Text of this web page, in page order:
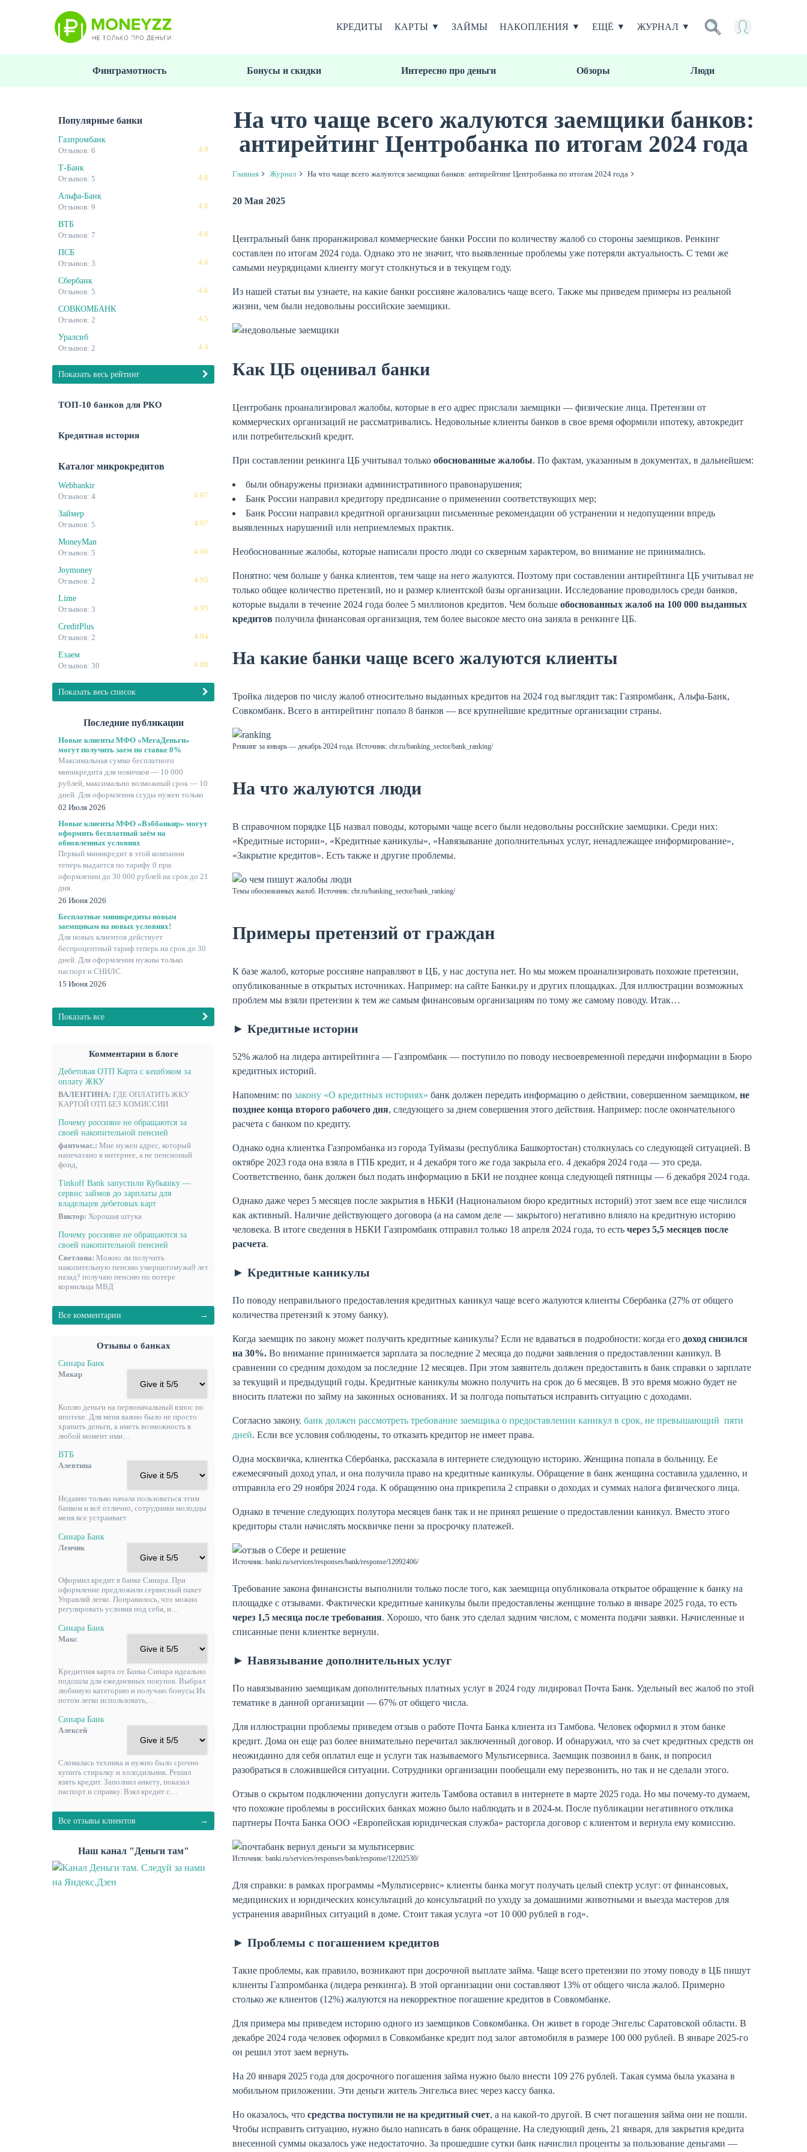
КРЕДИТЫ КАРТЫ ЗАЙМЫ НАКОПЛЕНИЯ ЕЩЁ ЖУРНАЛ
Финграмотность Бонусы и скидки Интересно про деньги Обзоры Люди
Популярные банки
Газпромбанк
4.9
Отзывов: 6
Т-Банк
4.8
Отзывов: 5
Альфа-Банк
4.8
Отзывов: 9
ВТБ
4.6
Отзывов: 7
ПСБ
4.6
Отзывов: 3
Сбербанк
4.6
Отзывов: 5
СОВКОМБАНК
4.5
Отзывов: 2
Уралсиб
4.4
Отзывов: 2
Показать весь рейтинг
ТОП-10 банков для РКО
Кредитная история
Каталог микрокредитов
Webbankir
4.97
Отзывов: 4
Займер
4.97
Отзывов: 5
MoneyMan
4.96
Отзывов: 5
Joymoney
4.95
Отзывов: 2
Lime
4.95
Отзывов: 3
CreditPlus
4.94
Отзывов: 2
Езаем
4.88
Отзывов: 30
Показать весь список
Последние публикации
Новые клиенты МФО «МегаДеньги»
могут получить заем по ставке 0%
Максимальная сумма бесплатного
миникредита для новичков — 10 000
рублей, максимально возможный срок — 10
дней. Для оформления ссуды нужен только
паспорт.
02 Июля 2026
Новые клиенты МФО «Вэббанкир» могут
оформить бесплатный заём на
обновленных условиях
Первый миникредит в этой компании
теперь выдается по тарифу 0 при
оформлении до 30 000 рублей на срок до 21
дня.
26 Июня 2026
Бесплатные миникредиты новым
заемщикам на новых условиях!
Для новых клиентов действует
беспроцентный тариф теперь на срок до 30
дней. Для оформления нужны только
паспорт и СНИЛС.
15 Июня 2026
Показать все
Комментарии в блоге
Дебетовая ОТП Карта с кешбэком за
оплату ЖКУ
ВАЛЕНТИНА: ГДЕ ОПЛАТИТЬ ЖКУ
КАРТОЙ ОТП БЕЗ КОМИССИИ
Почему россияне не обращаются за
своей накопительной пенсией
фантомас.: Мне нужен адрес, который
напечатано в интернее, а не пенсионый
фонд,
Tinkoff Bank запустили Кубышку —
сервис займов до зарплаты для
владельцев дебетовых карт
Виктор: Хорошая штука
Почему россияне не обращаются за
своей накопительной пенсией
Светлана: Можно ли получить
накопительную пенсию умершегомужа9 лет
назад? получаю пенсию по потере
кормильца МВД
Все комментарии
Отзывы о банках
Синара Банк
Макар
Коплю деньги на первоначальный взнос по
ипотеке. Для меня важно было не просто
хранить деньги, а иметь возможность в
любой момент ими…
ВТБ
Алевтина
Недавно только начала пользоваться этим
банком и всё отлично, сотрудники молодцы
меня все устраивает
Синара Банк
Ленчик
Оформил кредит в банке Синара. При
оформление предложили сервисный пакет
Управляй легко. Понравилось, что можно
регулировать условия под себя, и…
Синара Банк
Макс
Кредитная карта от Банка Синара идеально
подошла для ежедневных покупок. Выбрал
любимую категорию и получаю бонусы.Их
потом легко использовать,…
Синара Банк
Алексей
Сломалась техника и нужно было срочно
купить стиралку и холодильник. Решил
взять кредит. Заполнил анкету, показал
паспорт и справку. Взял кредит с…
Все отзывы клиентов
Наш канал "Деньги там"
На что чаще всего жалуются заемщики банков:
антирейтинг Центробанка по итогам 2024 года
Главная Журнал На что чаще всего жалуются заемщики банков: антирейтинг Центробанка по итогам 2024 года
20 Мая 2025
Центральный банк проранжировал коммерческие банки России по количеству жалоб со стороны заемщиков. Ренкинг
составлен по итогам 2024 года. Однако это не значит, что выявленные проблемы уже потеряли актуальность. С теми же
самыми неурядицами клиенту могут столкнуться и в текущем году.
Из нашей статьи вы узнаете, на какие банки россияне жаловались чаще всего. Также мы приведем примеры из реальной
жизни, чем были недовольны российские заемщики.
Как ЦБ оценивал банки
Центробанк проанализировал жалобы, которые в его адрес прислали заемщики — физические лица. Претензии от
коммерческих организаций не рассматривались. Недовольные клиенты банков в свое время оформили ипотеку, автокредит
или потребительский кредит.
При составлении ренкинга ЦБ учитывал только обоснованные жалобы. По фактам, указанным в документах, в дальнейшем:
были обнаружены признаки административного правонарушения;
Банк России направил кредитору предписание о применении соответствующих мер;
Банк России направил кредитной организации письменные рекомендации об устранении и недопущении впредь
выявленных нарушений или неприемлемых практик.
Необоснованные жалобы, которые написали просто люди со скверным характером, во внимание не принимались.
Понятно: чем больше у банка клиентов, тем чаще на него жалуются. Поэтому при составлении антирейтинга ЦБ учитывал не
только общее количество претензий, но и размер клиентской базы организации. Исследование проводилось среди банков,
которые выдали в течение 2024 года более 5 миллионов кредитов. Чем больше обоснованных жалоб на 100 000 выданных
кредитов получила финансовая организация, тем более высокое место она заняла в ренкинге ЦБ.
На какие банки чаще всего жалуются клиенты
Тройка лидеров по числу жалоб относительно выданных кредитов на 2024 год выглядит так: Газпромбанк, Альфа-Банк,
Совкомбанк. Всего в антирейтинг попало 8 банков — все крупнейшие кредитные организации страны.
Ренкинг за январь — декабрь 2024 года. Источник: cbr.ru/banking_sector/bank_ranking/
На что жалуются люди
В справочном порядке ЦБ назвал поводы, которыми чаще всего были недовольны российские заемщики. Среди них:
«Кредитные истории», «Кредитные каникулы», «Навязывание дополнительных услуг, ненадлежащее информирование»,
«Закрытие кредитов». Есть также и другие проблемы.
Темы обоснованных жалоб. Источник: cbr.ru/banking_sector/bank_ranking/
Примеры претензий от граждан
К базе жалоб, которые россияне направляют в ЦБ, у нас доступа нет. Но мы можем проанализировать похожие претензии,
опубликованные в открытых источниках. Например: на сайте Банки.ру и других площадках. Для иллюстрации возможных
проблем мы взяли претензии к тем же самым финансовым организациям по тому же самому поводу. Итак…
► Кредитные истории
52% жалоб на лидера антирейтинга — Газпромбанк — поступило по поводу несвоевременной передачи информации в Бюро
кредитных историй.
Напомним: по закону «О кредитных историях» банк должен передать информацию о действии, совершенном заемщиком, не
позднее конца второго рабочего дня, следующего за днем совершения этого действия. Например: после окончательного
расчета с банком по кредиту.
Однако одна клиентка Газпромбанка из города Туймазы (республика Башкортостан) столкнулась со следующей ситуацией. В
октябре 2023 года она взяла в ГПБ кредит, и 4 декабря того же года закрыла его. 4 декабря 2024 года — это среда.
Соответственно, банк должен был подать информацию в БКИ не позднее конца следующей пятницы — 6 декабря 2024 года.
Однако даже через 5 месяцев после закрытия в НБКИ (Национальном бюро кредитных историй) этот заем все еще числился
как активный. Наличие действующего договора (а на самом деле — закрытого) негативно влияло на кредитную историю
человека. В итоге сведения в НБКИ Газпромбанк отправил только 18 апреля 2024 года, то есть через 5,5 месяцев после
расчета.
► Кредитные каникулы
По поводу неправильного предоставления кредитных каникул чаще всего жалуются клиенты Сбербанка (27% от общего
количества претензий к этому банку).
Когда заемщик по закону может получить кредитные каникулы? Если не вдаваться в подробности: когда его доход снизился
на 30%. Во внимание принимается зарплата за последние 2 месяца до подачи заявления о предоставлении каникул. В
сравнении со средним доходом за последние 12 месяцев. При этом заявитель должен предоставить в банк справки о зарплате
за текущий и предыдущий годы. Кредитные каникулы можно получить на срок до 6 месяцев. В это время можно будет не
вносить платежи по займу на законных основаниях. И за полгода попытаться исправить ситуацию с доходами.
Согласно закону, банк должен рассмотреть требование заемщика о предоставлении каникул в срок, не превышающий пяти
дней. Если все условия соблюдены, то отказать кредитор не имеет права.
Одна москвичка, клиентка Сбербанка, рассказала в интернете следующую историю. Женщина попала в больницу. Ее
ежемесячный доход упал, и она получила право на кредитные каникулы. Обращение в банк женщина составила удаленно, и
отправила его 29 ноября 2024 года. К обращению она прикрепила 2 справки о доходах и суммах налога физического лица.
Однако в течение следующих полутора месяцев банк так и не принял решение о предоставлении каникул. Вместо этого
кредиторы стали начислять москвичке пени за просрочку платежей.
Источник: banki.ru/services/responses/bank/response/12092406/
Требование закона финансисты выполнили только после того, как заемщица опубликовала открытое обращение к банку на
площадке с отзывами. Фактически кредитные каникулы были предоставлены женщине только в январе 2025 года, то есть
через 1,5 месяца после требования. Хорошо, что банк это сделал задним числом, с момента подачи заявки. Начисленные и
списанные пени клиентке вернули.
► Навязывание дополнительных услуг
По навязыванию заемщикам дополнительных платных услуг в 2024 году лидировал Почта Банк. Удельный вес жалоб по этой
тематике в данной организации — 67% от общего числа.
Для иллюстрации проблемы приведем отзыв о работе Почта Банка клиента из Тамбова. Человек оформил в этом банке
кредит. Дома он еще раз более внимательно перечитал заключенный договор. И обнаружил, что за счет кредитных средств он
неожиданно для себя оплатил еще и услуги так называемого Мультисервиса. Заемщик позвонил в банк, и попросил
разобраться в сложившейся ситуации. Сотрудники организации пообещали ему перезвонить, но так и не сделали этого.
Отзыв о скрытом подключении допуслуги житель Тамбова оставил в интернете в марте 2025 года. Но мы почему-то думаем,
что похожие проблемы в российских банках можно было наблюдать и в 2024-м. После публикации негативного отклика
партнеры Почта Банка ООО «Европейская юридическая служба» расторгла договор с клиентом и вернула ему комиссию.
Источник: banki.ru/services/responses/bank/response/12202530/
Для справки: в рамках программы «Мультисервис» клиенты банка могут получать целый спектр услуг: от финансовых,
медицинских и юридических консультаций до консультаций по уходу за домашними животными и выезда мастеров для
устранения аварийных ситуаций в доме. Стоит такая услуга «от 10 000 рублей в год».
► Проблемы с погашением кредитов
Такие проблемы, как правило, возникают при досрочной выплате займа. Чаще всего претензии по этому поводу в ЦБ пишут
клиенты Газпромбанка (лидера ренкинга). В этой организации они составляют 13% от общего числа жалоб. Примерно
столько же клиентов (12%) жалуются на некорректное погашение кредитов в Совкомбанке.
Для примера мы приведем историю одного из заемщиков Совкомбанка. Он живет в городе Энгельс Саратовской области. В
декабре 2024 года человек оформил в Совкомбанке кредит под залог автомобиля в размере 100 000 рублей. В январе 2025-го
он решил этот заем вернуть.
На 20 января 2025 года для досрочного погашения займа нужно было внести 109 276 рублей. Такая сумма была указана в
мобильном приложении. Эти деньги житель Энгельса внес через кассу банка.
Но оказалось, что средства поступили не на кредитный счет, а на какой-то другой. В счет погашения займа они не пошли.
Чтобы исправить ситуацию, нужно было написать в банк обращение. На следующий день, 21 января, для закрытия кредита
внесенной суммы оказалось уже недостаточно. За прошедшие сутки банк начислил проценты за пользование деньгами —